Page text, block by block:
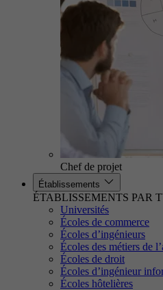
Chef de projet
Établissements
ÉTABLISSEMENTS PAR
Universités
Écoles de commerce
Écoles d’ingénieurs
Écoles des métiers de
Écoles de droit
Écoles d’ingénieur
Écoles hôtelières